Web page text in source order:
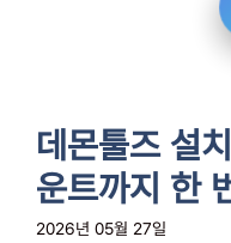
데몬툴즈 설
운트까지 한
2026년 05월 27일